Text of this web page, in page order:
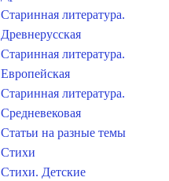
Старинная литература.
Древнерусская
Старинная литература.
Европейская
Старинная литература.
Средневековая
Статьи на разные темы
Стихи
Стихи. Детские